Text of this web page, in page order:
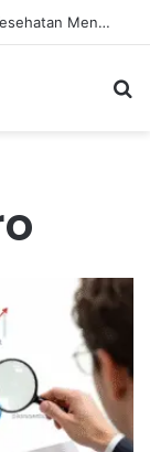
Strategi Mengatur Ekspektasi Diri untuk Kesehatan Mental yang Lebih Seimbang